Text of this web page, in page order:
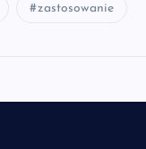
zastosowanie